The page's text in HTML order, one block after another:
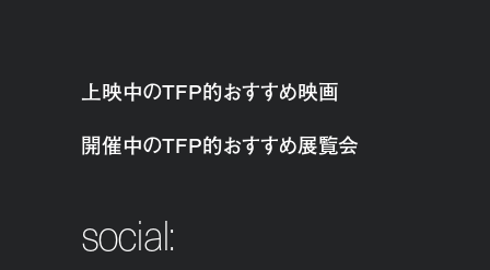
上映中のTFP的おすすめ映画
開催中のTFP的おすすめ展覧会
social: